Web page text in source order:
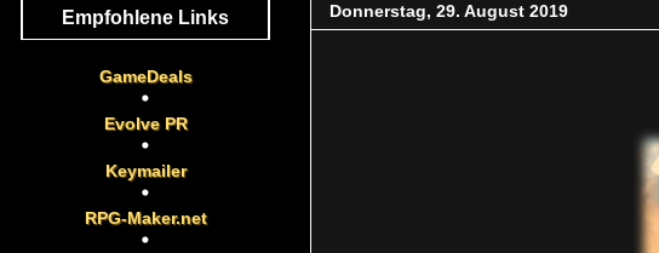
Donnerstag, 29. August 2019
Empfohlene Links
GameDeals
Evolve PR
Keymailer
RPG-Maker.net